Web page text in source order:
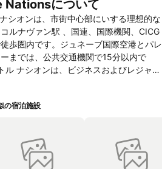
について
シオンは、市街中心部にいする理想的な
ルナヴァン駅 、国連、国際機関、CICG
歩圏内です。ジュネーブ国際空港とパレ
までは、公共交通機関で15分以内で
ル ナシオンは、ビジネスおよびレジャー
。216の静かな客室と快適性に優れたベ
の宿泊施設